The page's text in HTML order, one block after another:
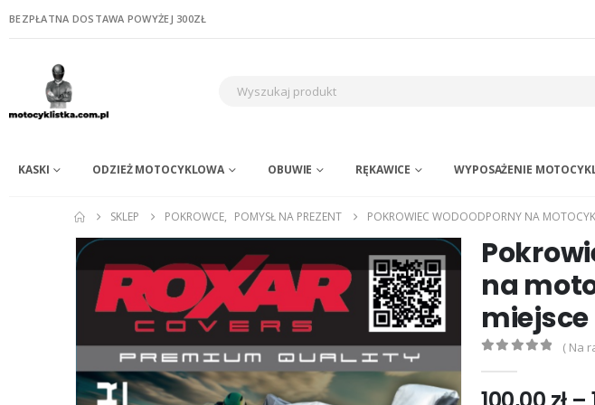
BEZPŁATNA DOSTAWA POWYŻEJ 300ZŁ
KASKI ODZIEŻ MOTOCYKLOWA OBUWIE RĘKAWICE WYPOSAŻENIE
SKLEP POKROWCE, POMYSŁ NA PREZENT POKROWIEC WODOODPORNY NA
na
( Na